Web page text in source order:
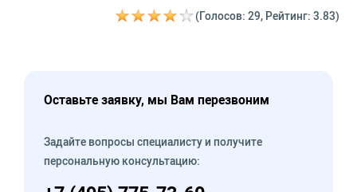
(Голосов: 29, Рейтинг: 3.83)
Оставьте заявку, мы Вам перезвоним
Задайте вопросы специалисту и получите
персональную консультацию: